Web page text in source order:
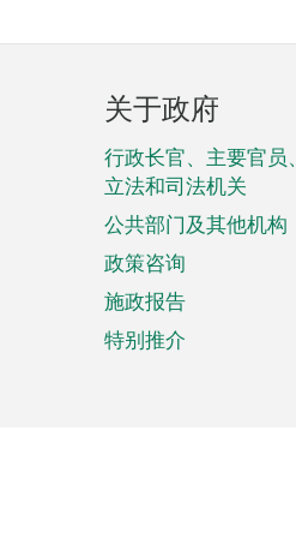
页
脚
菜
单
关于政府
行政长官、主要官员、
立法和司法机关
公共部门及其他机构
政策咨询
施政报告
特别推介